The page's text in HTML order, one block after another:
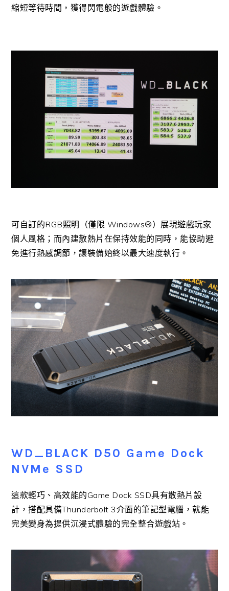
縮短等待時間，獲得閃電般的遊戲體驗。
可自訂的RGB照明（僅限 Windows®）展現遊戲玩家
個人風格；而內建散熱片在保持效能的同時，能協助避
免進行熱感調節，讓裝備始終以最大速度執行。
WD_BLACK D50 Game Dock
NVMe SSD
這款輕巧、高效能的Game Dock SSD具有散熱片設
計，搭配具備Thunderbolt 3介面的筆記型電腦，就能
完美變身為提供沉浸式體驗的完全整合遊戲站。